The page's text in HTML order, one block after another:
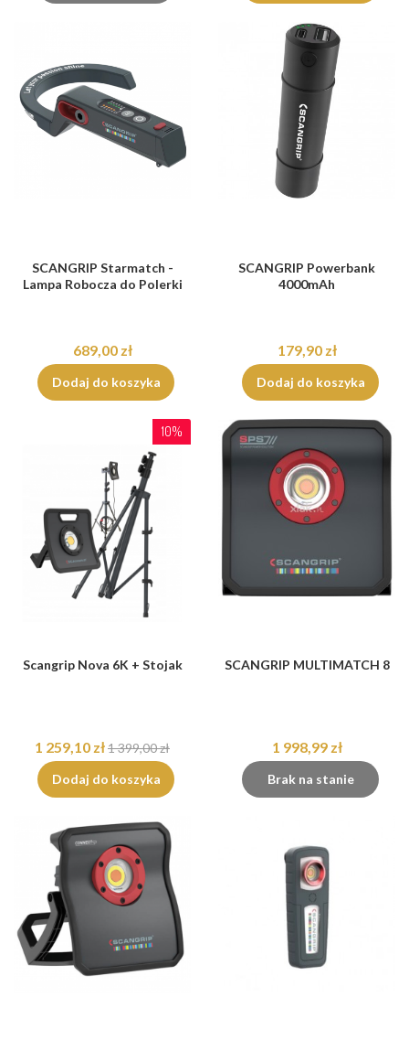
SCANGRIP Starmatch -
Lampa Robocza do Polerki
689,00 zł
Dodaj do koszyka
SCANGRIP Powerbank
4000mAh
179,90 zł
Dodaj do koszyka
10%
Scangrip Nova 6K + Stojak
1 259,10 zł1 399,00 zł
Dodaj do koszyka
SCANGRIP MULTIMATCH 8
1 998,99 zł
Brak na stanie